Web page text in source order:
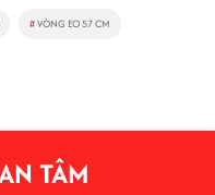
#VÒNG EO 57 CM
TÂM